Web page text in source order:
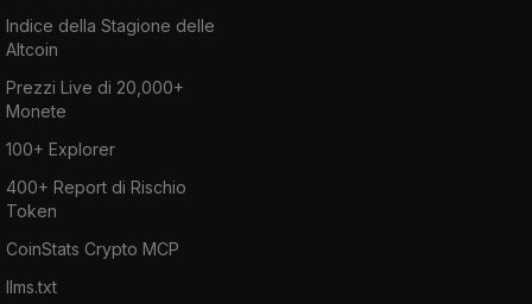
Indice della Stagione delle
Altcoin
Prezzi Live di 20,000+
Monete
100+ Explorer
400+ Report di Rischio
Token
CoinStats Crypto MCP
llms.txt